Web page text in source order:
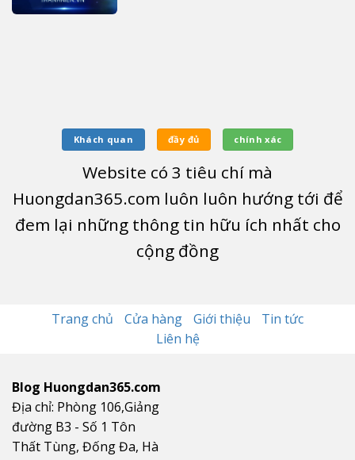
Khách quan đầy đủ chính xác
Website có 3 tiêu chí mà
Huongdan365.com luôn luôn hướng tới để
đem lại những thông tin hữu ích nhất cho
cộng đồng
Trang chủ Cửa hàng Giới thiệu
Tin tức
Liên hệ
Blog Huongdan365.com
Địa chỉ: Phòng 106,Giảng
đường B3 - Số 1 Tôn
Thất Tùng, Đống Đa, Hà